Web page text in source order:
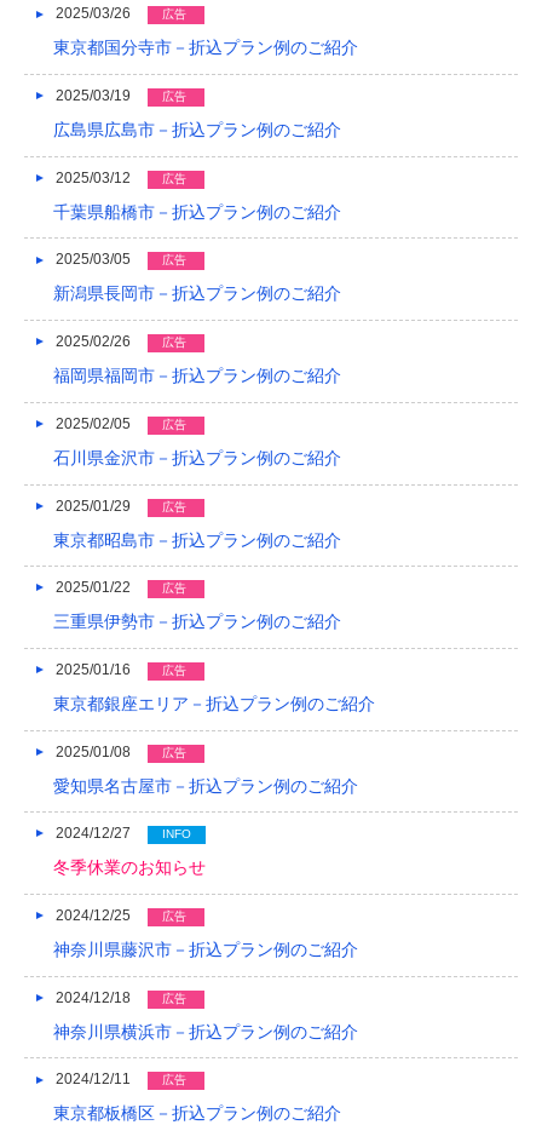
2015/06
2014/12
2014/11
2014/08
2014/07
2014/06
2014/05
2014/02
2014/01
2013/12
2013/11
2013/10
2013/09
2013/07
2013/06
2013/04
2013/03
2025/03/26 広告
東京都国分寺市－折込プラン例のご紹介
2025/03/19 広告
広島県広島市－折込プラン例のご紹介
2025/03/12 広告
千葉県船橋市－折込プラン例のご紹介
2025/03/05 広告
新潟県長岡市－折込プラン例のご紹介
2025/02/26 広告
福岡県福岡市－折込プラン例のご紹介
2025/02/05 広告
石川県金沢市－折込プラン例のご紹介
2025/01/29 広告
東京都昭島市－折込プラン例のご紹介
2025/01/22 広告
三重県伊勢市－折込プラン例のご紹介
2025/01/16 広告
東京都銀座エリア－折込プラン例のご紹介
2025/01/08 広告
愛知県名古屋市－折込プラン例のご紹介
2024/12/27 INFO
冬季休業のお知らせ
2024/12/25 広告
神奈川県藤沢市－折込プラン例のご紹介
2024/12/18 広告
神奈川県横浜市－折込プラン例のご紹介
2024/12/11 広告
東京都板橋区－折込プラン例のご紹介